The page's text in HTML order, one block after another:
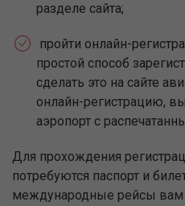
разделе сайта;
пройти онлайн-
простой способ
сделать это на сайте
онлайн-регистрацию,
аэропорт с
Для прохождения
потребуются паспорт и
международные рейсы вам